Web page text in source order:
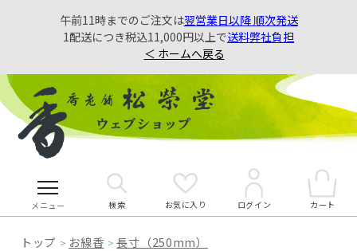
午前11時までのご注文は翌営業日以降 順次発送
1配送につき税込11,000円以上で送料弊社負担
＜ ホームへ戻る
メニュー 検索 お気に入り ログイン カート
> お線香 >長寸（250mm）